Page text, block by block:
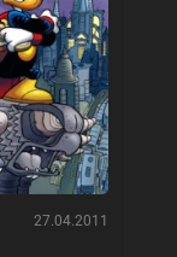
27.04.2011